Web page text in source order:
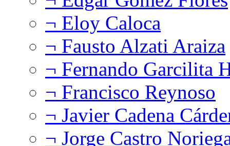
¬ Eloy Caloca
¬ Fausto Alzati Araiza
¬ Fernando Garcilita
¬ Francisco Reynoso
¬ Javier Cadena
¬ Jorge Castro